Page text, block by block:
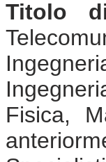
Titolo
Fisica,